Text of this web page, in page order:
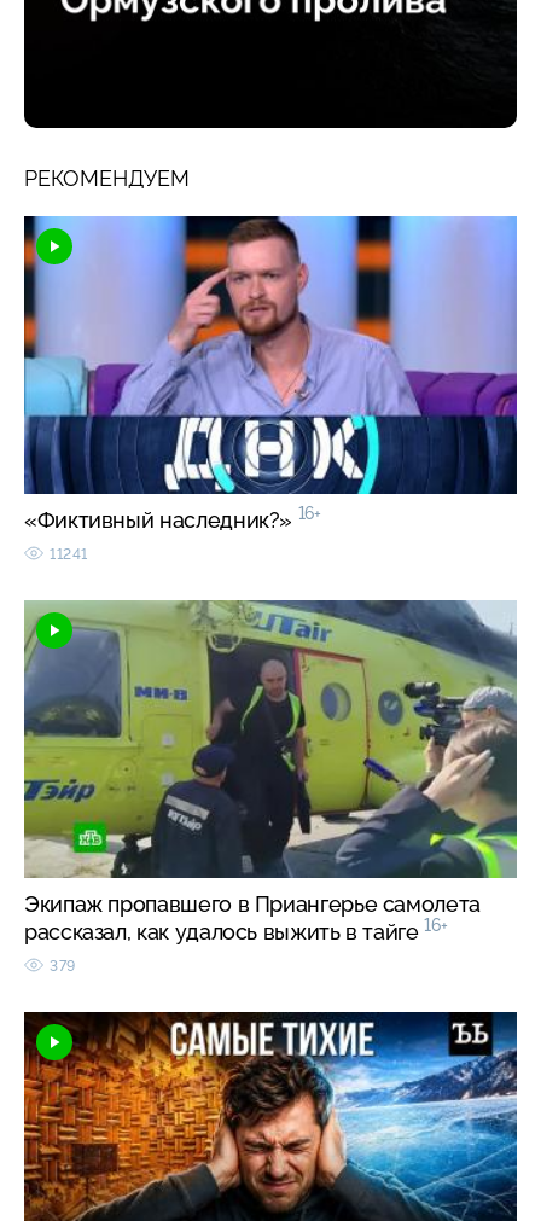
РЕКОМЕНДУЕМ
«Фиктивный наследник?» 16+
11241
Экипаж пропавшего в Приангерье самолета
рассказал, как удалось выжить в тайге 16+
379